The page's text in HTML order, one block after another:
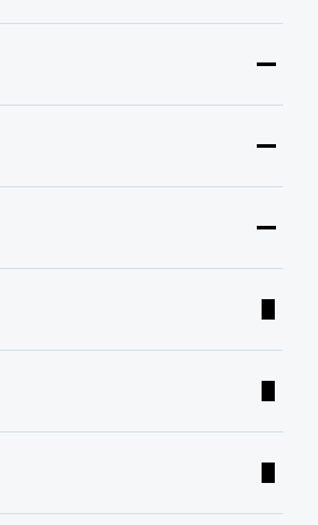
は
ング
ング
ング